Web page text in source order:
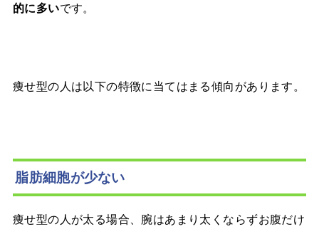
的に多いです。
痩せ型の人は以下の特徴に当てはまる傾向があります。
脂肪細胞が少ない
痩せ型の人が太る場合、腕はあまり太くならずお腹だけ